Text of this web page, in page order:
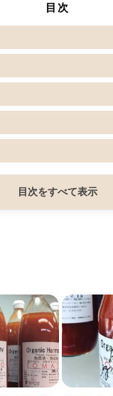
目次
目次をすべて表示